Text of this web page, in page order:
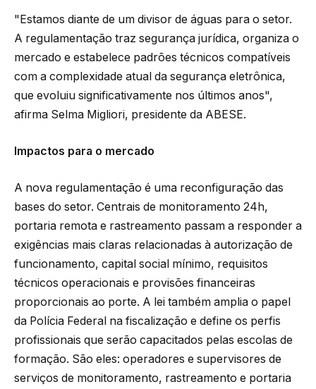
"Estamos diante de um divisor de águas para o setor.
A regulamentação traz segurança jurídica, organiza o
mercado e estabelece padrões técnicos compatíveis
com a complexidade atual da segurança eletrônica,
que evoluiu significativamente nos últimos anos",
afirma Selma Migliori, presidente da ABESE.
Impactos para o mercado
A nova regulamentação é uma reconfiguração das
bases do setor. Centrais de monitoramento 24h,
portaria remota e rastreamento passam a responder a
exigências mais claras relacionadas à autorização de
funcionamento, capital social mínimo, requisitos
técnicos operacionais e provisões financeiras
proporcionais ao porte. A lei também amplia o papel
da Polícia Federal na fiscalização e define os perfis
profissionais que serão capacitados pelas escolas de
formação. São eles: operadores e supervisores de
serviços de monitoramento, rastreamento e portaria